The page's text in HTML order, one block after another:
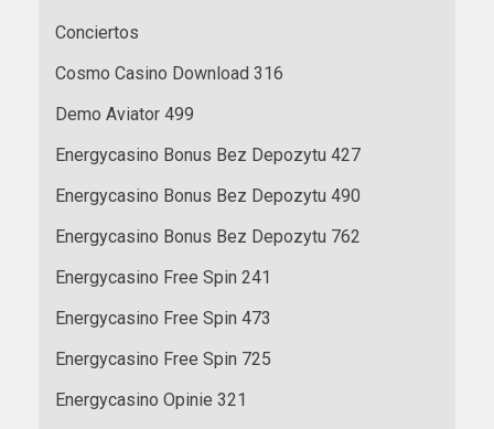
Conciertos
Cosmo Casino Download 316
Demo Aviator 499
Energycasino Bonus Bez Depozytu 427
Energycasino Bonus Bez Depozytu 490
Energycasino Bonus Bez Depozytu 762
Energycasino Free Spin 241
Energycasino Free Spin 473
Energycasino Free Spin 725
Energycasino Opinie 321